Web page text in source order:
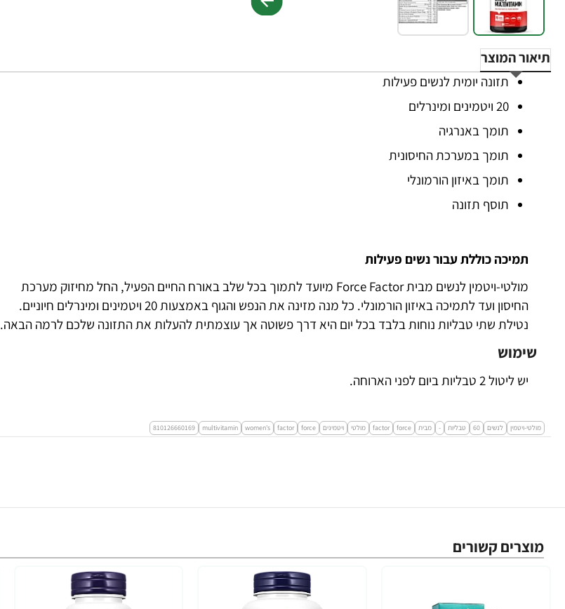
תיאור המוצר
תזונה יומית לנשים פעילות
20 ויטמינים ומינרלים
תומך באנרגיה
תומך במערכת החיסונית
תומך באיזון הורמונלי
תוסף תזונה
תמיכה כוללת עבור נשים פעילות
מולטי-ויטמין לנשים מבית Force Factor מיועד לתמוך בכל שלב באורח החיים הפעיל, החל מחיזוק מערכת
החיסון ועד לתמיכה באיזון הורמונלי. כל מנה מזינה את הנפש והגוף באמצעות 20 ויטמינים ומינרלים חיוניים.
נטילת שתי טבליות נוחות בלבד בכל יום היא דרך פשוטה אך עוצמתית להעלות את התזונה שלכם לרמה הבאה.
שימוש
יש ליטול 2 טבליות ביום לפני הארוחה.
מולטי-ויטמין לנשים 60 טבליות - מבית force
factor מולטי ויטמינים force
factor‏
women's
multivitamin
810126660169
מוצרים קשורים